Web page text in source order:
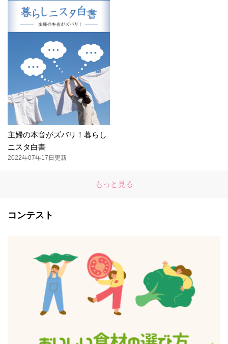
主婦の本音がズバリ！暮らし
ニスタ白書
2022年07年17日更新
もっと見る
コンテスト